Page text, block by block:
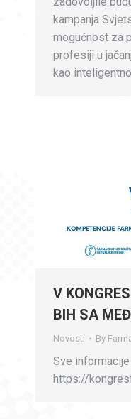
kampanja
mogućnost za
profesiji u
kao
V
BIH SA
Novosti By
Sve
https://